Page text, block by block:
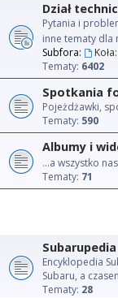
Dział
Pytania i
inne tematy dla
Subfora:
Tematy: 6402
Spotkania
Pojeżdżawki,
Tematy: 590
Albumy i
...a wszystko
Tematy: 71
Subarupedia
Encyklopedia
Subaru, a
Tematy: 28